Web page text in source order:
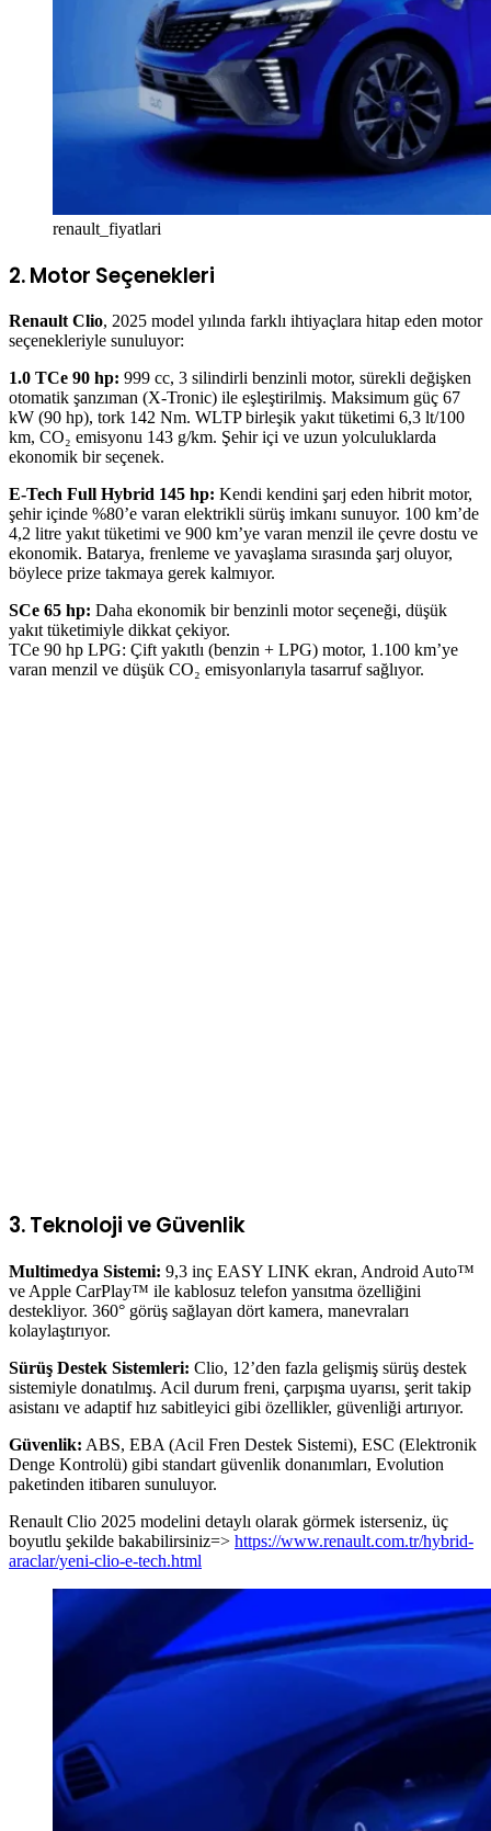
renault_fiyatlari
2. Motor Seçenekleri
Renault Clio, 2025 model yılında farklı ihtiyaçlara hitap eden motor
seçenekleriyle sunuluyor:
1.0 TCe 90 hp: 999 cc, 3 silindirli benzinli motor, sürekli değişken
otomatik şanzıman (X-Tronic) ile eşleştirilmiş. Maksimum güç 67
kW (90 hp), tork 142 Nm. WLTP birleşik yakıt tüketimi 6,3 lt/100
km, CO₂ emisyonu 143 g/km. Şehir içi ve uzun yolculuklarda
ekonomik bir seçenek.
E-Tech Full Hybrid 145 hp: Kendi kendini şarj eden hibrit motor,
şehir içinde %80’e varan elektrikli sürüş imkanı sunuyor. 100 km’de
4,2 litre yakıt tüketimi ve 900 km’ye varan menzil ile çevre dostu ve
ekonomik. Batarya, frenleme ve yavaşlama sırasında şarj oluyor,
böylece prize takmaya gerek kalmıyor.
SCe 65 hp: Daha ekonomik bir benzinli motor seçeneği, düşük
yakıt tüketimiyle dikkat çekiyor.
TCe 90 hp LPG: Çift yakıtlı (benzin + LPG) motor, 1.100 km’ye
varan menzil ve düşük CO₂ emisyonlarıyla tasarruf sağlıyor.
3. Teknoloji ve Güvenlik
Multimedya Sistemi: 9,3 inç EASY LINK ekran, Android Auto™
ve Apple CarPlay™ ile kablosuz telefon yansıtma özelliğini
destekliyor. 360° görüş sağlayan dört kamera, manevraları
kolaylaştırıyor.
Sürüş Destek Sistemleri: Clio, 12’den fazla gelişmiş sürüş destek
sistemiyle donatılmış. Acil durum freni, çarpışma uyarısı, şerit takip
asistanı ve adaptif hız sabitleyici gibi özellikler, güvenliği artırıyor.
Güvenlik: ABS, EBA (Acil Fren Destek Sistemi), ESC (Elektronik
Denge Kontrolü) gibi standart güvenlik donanımları, Evolution
paketinden itibaren sunuluyor.
Renault Clio 2025 modelini detaylı olarak görmek isterseniz, üç
boyutlu şekilde bakabilirsiniz=> https://www.renault.com.tr/hybrid-
araclar/yeni-clio-e-tech.html